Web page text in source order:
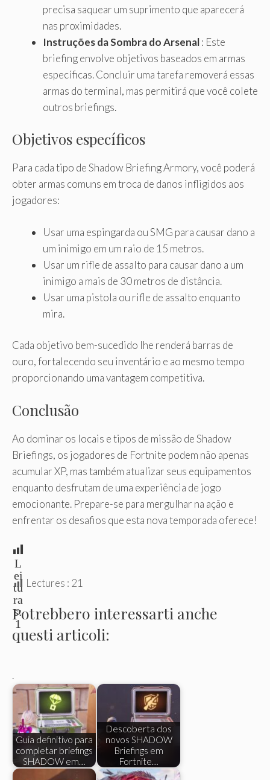
precisa saquear um suprimento que aparecerá
nas proximidades.
Instruções da Sombra do Arsenal: Este
briefing envolve objetivos baseados em armas
específicas. Concluir uma tarefa removerá essas
armas do terminal, mas permitirá que você colete
outros briefings.
Objetivos específicos
Para cada tipo de Shadow Briefing Armory, você poderá
obter armas comuns em troca de danos infligidos aos
jogadores:
Usar uma espingarda ou SMG para causar dano a
um inimigo em um raio de 15 metros.
Usar um rifle de assalto para causar dano a um
inimigo a mais de 30 metros de distância.
Usar uma pistola ou rifle de assalto enquanto
mira.
Cada objetivo bem-sucedido lhe renderá barras de
ouro, fortalecendo seu inventário e ao mesmo tempo
proporcionando uma vantagem competitiva.
Conclusão
Ao dominar os locais e tipos de missão de Shadow
Briefings, os jogadores de Fortnite podem não apenas
acumular XP, mas também atualizar seus equipamentos
enquanto desfrutam de uma experiência de jogo
emocionante. Prepare-se para mergulhar na ação e
enfrentar os desafios que esta nova temporada oferece!
L
ei
tu
ra
s:
1
Lectures : 21
Potrebbero interessarti anche
questi articoli:
.
Guia definitivo para
completar briefings
SHADOW em…
Descoberta dos
novos SHADOW
Briefings em
Fortnite…